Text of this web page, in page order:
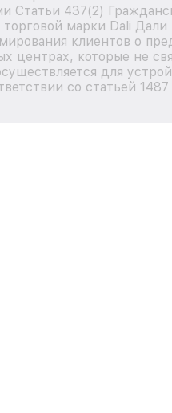
Статьи 437(2)
марки Dali
клиентов о
центрах, которые не
для
со статьей